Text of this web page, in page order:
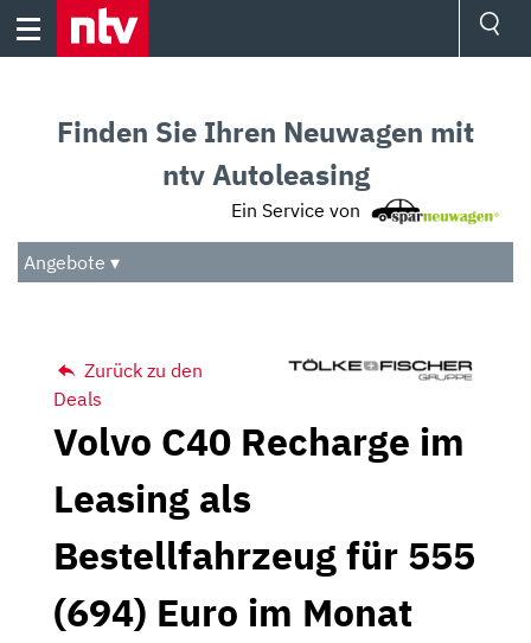
Skip
Audio
Das Beste
Finden Sie Ihren Neuwagen mit
ntv Autoleasing
Ein Service von
Angebote ▾
Zurück zu den
Deals
Volvo C40 Recharge im
Leasing als
Bestellfahrzeug für 555
(694) Euro im Monat